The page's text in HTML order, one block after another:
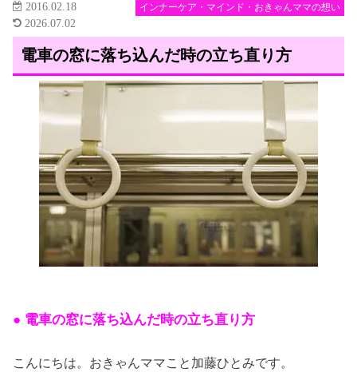
インナーケア・マインド・おきゃんママの想い
2016.02.18
2026.07.02
電車の窓に落ち込んだ時の立ち直り方
● 電車の窓に落ち込んだ時の立ち直り方
こんにちは。おきゃんママこと加藤ひとみです。